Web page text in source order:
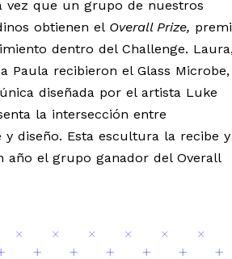
vez que un grupo de nuestros
obtienen el Overall Prize,
dentro del Challenge.
Paula recibieron el Glass Microbe,
diseñada por el artista Luke
la intersección entre
y diseño. Esta escultura la recibe y
año el grupo ganador del Overall